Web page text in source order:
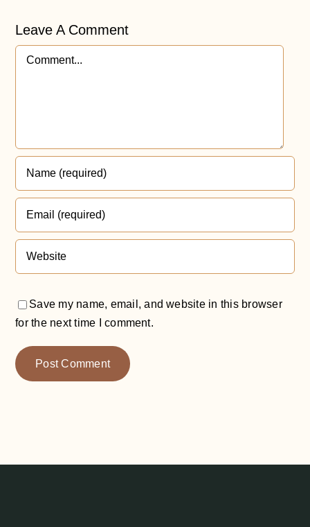
Leave A Comment
Comment
Save my name, email, and website in this browser
for the next time I comment.